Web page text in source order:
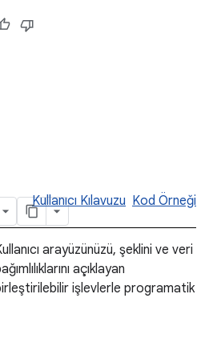
Kullanıcı Kılavuzu Kod Örneği
arayüzünüzü, şeklini ve veri
açıklayan
işlevlerle programatik